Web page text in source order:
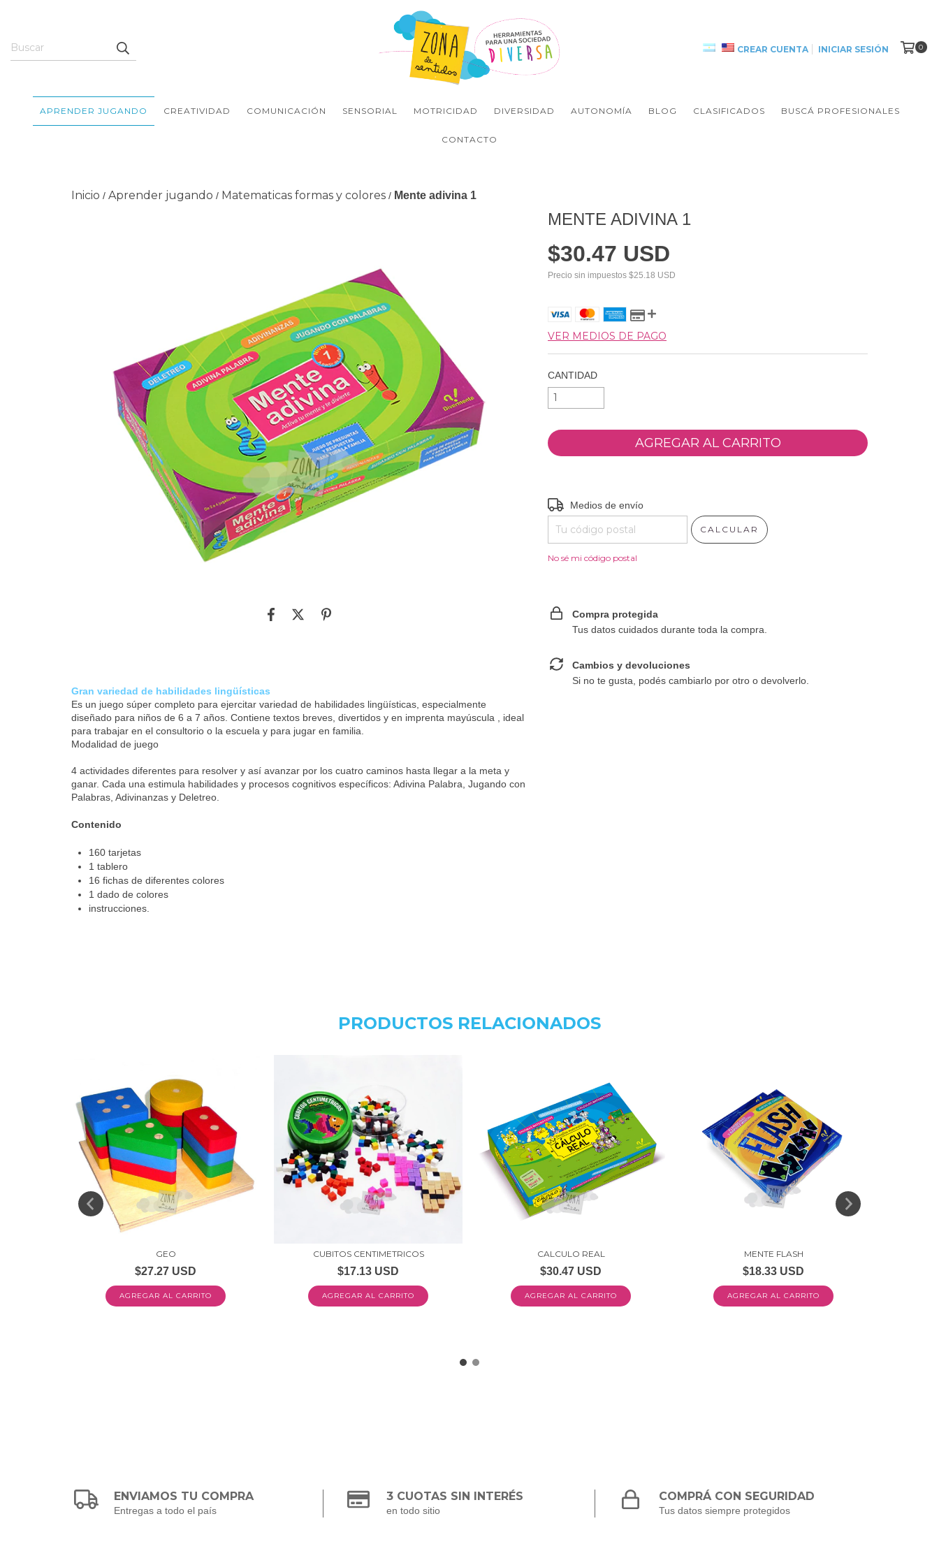
CREAR CUENTA INICIAR SESIÓN 0
APRENDER JUGANDO CREATIVIDAD COMUNICACIÓN SENSORIAL MOTRICIDAD DIVERSIDAD AUTONOMÍA BLOG CLASIFICADOS BUSCÁ PROFESIONALES
CONTACTO
Inicio / Aprender jugando / Matematicas formas y colores / Mente adivina 1
Gran variedad de habilidades lingüísticas
Es un juego súper completo para ejercitar variedad de habilidades lingüísticas, especialmente
diseñado para niños de 6 a 7 años. Contiene textos breves, divertidos y en imprenta mayúscula , ideal
para trabajar en el consultorio o la escuela y para jugar en familia.
Modalidad de juego
4 actividades diferentes para resolver y así avanzar por los cuatro caminos hasta llegar a la meta y
ganar. Cada una estimula habilidades y procesos cognitivos específicos: Adivina Palabra, Jugando con
Palabras, Adivinanzas y Deletreo.
Contenido
160 tarjetas
1 tablero
16 fichas de diferentes colores
1 dado de colores
instrucciones.
MENTE ADIVINA 1
$30.47 USD
Precio sin impuestos$25.18 USD
VER MEDIOS DE PAGO
CANTIDAD
Entregas para el CP:
Medios de envío
CALCULAR
No sé mi código postal
Compra protegida
Tus datos cuidados durante toda la compra.
Cambios y devoluciones
Si no te gusta, podés cambiarlo por otro o devolverlo.
PRODUCTOS RELACIONADOS
GEO
$27.27 USD
CUBITOS CENTIMETRICOS
$17.13 USD
CALCULO REAL
$30.47 USD
MENTE FLASH
$18.33 USD
ENVIAMOS TU COMPRA
Entregas a todo el país
3 CUOTAS SIN INTERÉS
en todo sitio
COMPRÁ CON SEGURIDAD
Tus datos siempre protegidos